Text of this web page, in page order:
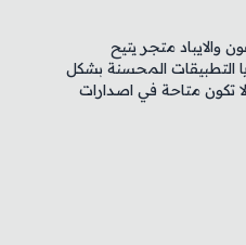
والايباد متجر يتيح
التطبيقات المحسنة بشكل
تكون متاحة في اصدارات